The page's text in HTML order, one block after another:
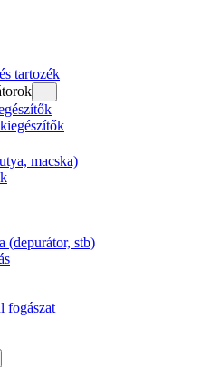
tartozék
macska)
(depurátor, stb)
fogászat